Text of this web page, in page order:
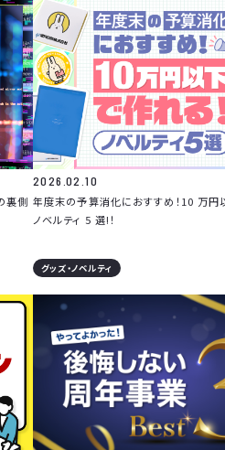
裏側
2026.02.10
年度末の予算消化におすすめ！10 万円
ノベルティ 5 選!！
グッズ・ノベルティ